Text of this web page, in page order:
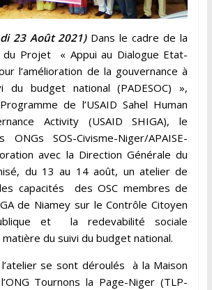
23 Août 2021)Dans le cadre de la
Projet « Appui au Dialogue Etat-
l’amélioration de la gouvernance à
du budget national (PADESOC) »,
de l’USAID Sahel Human
Activity (USAID SHIGA), le
ONGs SOS-Civisme-Niger/APAISE-
avec la Direction Générale du
du 13 au 14 août, un atelier de
capacités des OSC membres de
de Niamey sur le Contrôle Citoyen
et la redevabilité sociale
du suivi du budget national.
se sont déroulés à la Maison
Tournons la Page-Niger (TLP-